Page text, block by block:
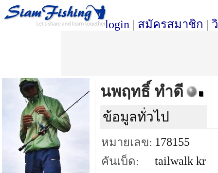
login | สมัครสมาชิก |
นพฤทธิ์ ทำดี
ข้อมูลทั่วไป
หมายเลข: 178155
คันเบ็ด:
tailwalk kr